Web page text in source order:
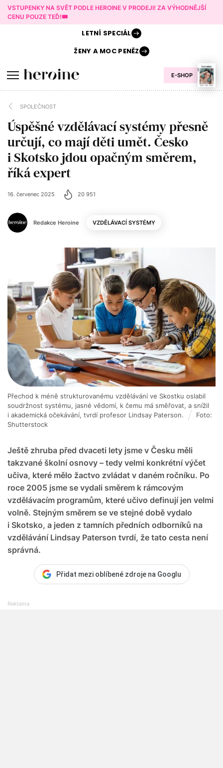
VSTUPENKY NA SVĚT PODLE HEROINE V PRODEJI! ZA VÝHODNĚJŠÍ
CENU POUZE TEĎ!🎟️
E-SHOP
LETNÍ SPECIÁL
ŽENY AMOC PENĚZ
SPOLEČNOST
Úspěšné vzdělávací systémy přesně
určují, co mají děti umět. Česko
i Skotsko jdou opačným směrem,
říká expert
Redakce Heroine
16. červenec 2025 20 951
VZDĚLÁVACÍ SYSTÉMY
Ještě zhruba před dvaceti lety jsme v Česku měli
takzvané školní osnovy – tedy velmi konkrétní výčet
učiva, které mělo žactvo zvládat v daném ročníku. Po
roce 2005 jsme se vydali směrem k rámcovým
vzdělávacím programům, které učivo definují jen velmi
volně. Stejným směrem se ve stejné době vydalo
i Skotsko, a jeden z tamních předních odborníků na
vzdělávání Lindsay Paterson tvrdí, že tato cesta není
správná.
Přechod k méně strukturovanému vzdělávání ve Skostku oslabil
soudržnost systému, jasné vědomí, k čemu má směřovat, a snížil
i akademická očekávání, tvrdí profesor Lindsay Paterson.
Foto:
Shutterstock
Přidat mezi oblíbené zdroje na Googlu